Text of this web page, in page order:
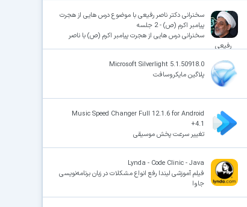
سخنرانی دکتر ناصر رفیعی با موضوع درس هایی از هجرت
پیامبر اکرم (ص) - 2 جلسه
سخنرانی درس هایی از هجرت پیامبر اکرم (ص) با ناصر
رفیعی
Microsoft Silverlight 5.1.50918.0
پلاگین مایکروسافت
Music Speed Changer Full 12.1.6 for Android
+4.1
تغییر سرعت پخش موسیقی
Lynda - Code Clinic - Java
فیلم آموزشی لیندا رفع انواع مشکلات در زبان برنامه‌نویسی
جاوا